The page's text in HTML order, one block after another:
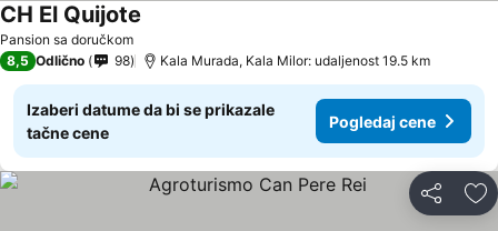
Pansion sa doručkom
CH El Quijote
8,5 Odlično 98 Kala Murada, Kala Milor: udaljenost 19.5 km
Izaberi datume da bi se prikazale
tačne cene
Pogledaj cene
Deli